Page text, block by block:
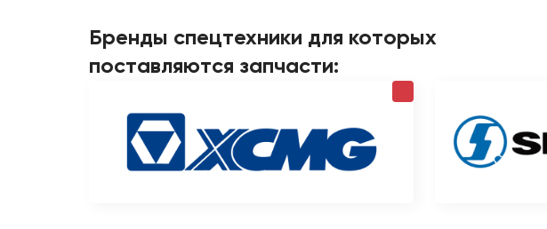
Бренды спецтехники для которых
поставляются запчасти: